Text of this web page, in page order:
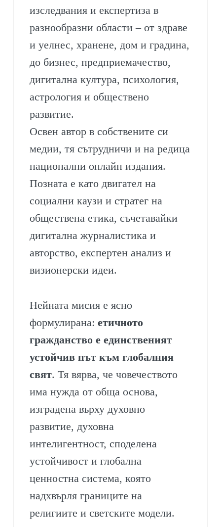
изследвания и експертиза в
разнообразни области – от здраве
и уелнес, хранене, дом и градина,
до бизнес, предприемачество,
дигитална култура, психология,
астрология и обществено
развитие.
Освен автор в собствените си
медии, тя сътрудничи и на редица
национални онлайн издания.
Позната е като двигател на
социални каузи и стратег на
обществена етика, съчетавайки
дигитална журналистика и
авторство, експертен анализ и
визионерски идеи.
Нейната мисия е ясно
формулирана:етичното
гражданство е единственият
устойчив път към глобалния
свят. Тя вярва, че човечеството
има нужда от обща основа,
изградена върху духовно
развитие, духовна
интелигентност, споделена
устойчивост и глобална
ценностна система, която
надхвърля границите на
религиите и светските модели.